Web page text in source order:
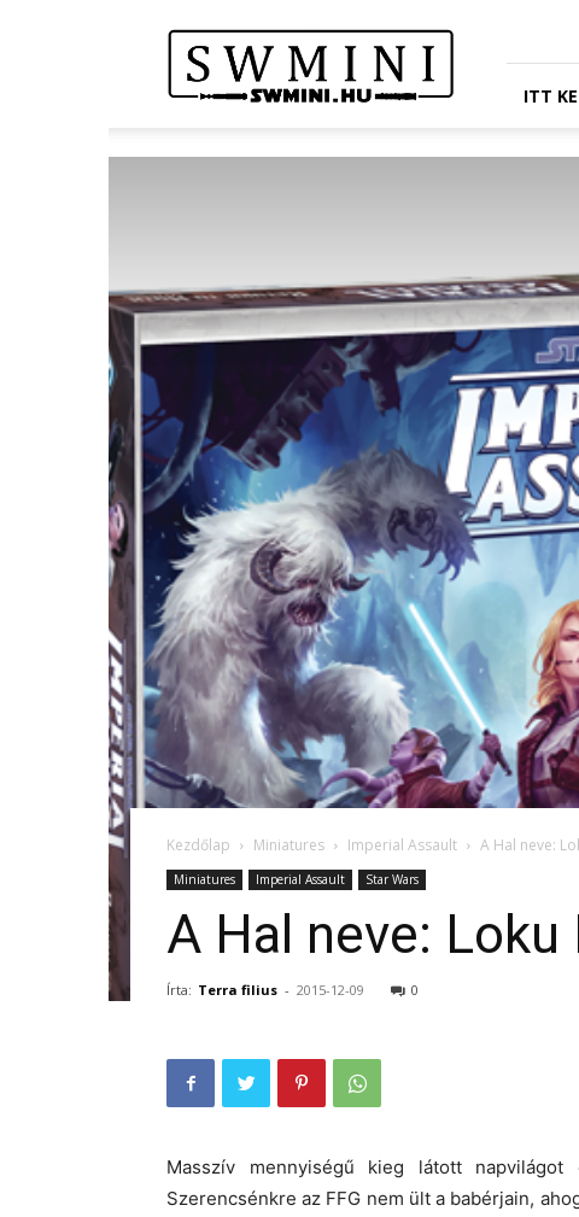
Wars
Miniatures
Portál
ITT
Kezdőlap Miniatures Imperial Assault A Hal neve:
Miniatures Imperial Assault Star Wars
A Hal neve: Loku
Írta: Terra filius - 2015-12-09 0
Masszív mennyiségű kieg látott napvilágot
Szerencsénkre az FFG nem ült a babérjain,